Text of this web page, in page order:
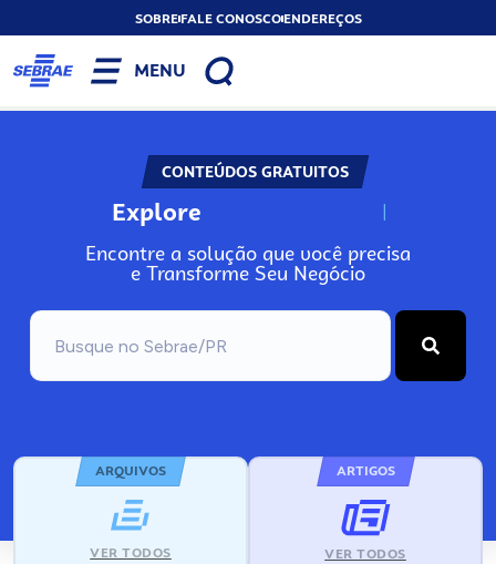
SOBREFALE CONOSCOENDEREÇOS
MENU
CONTEÚDOS GRATUITOS
Explore N
Encontre a solução que você precisa
e Transforme Seu Negócio
ARQUIVOS
VER TODOS
ARTIGOS
VER TODOS